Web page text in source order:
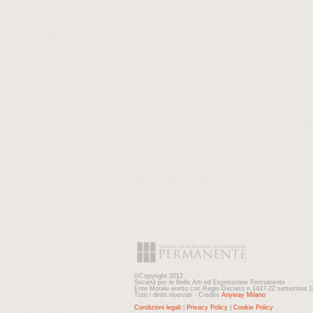
©Copyright 2012
Società per le Belle Arti ed Esposizione Permanente
Ente Morale eretto con Regio Decreto n.1447-22 settembre
Tutti i diritti riservati - Credits Anyway Milano
Condizioni legali
Privacy Policy Cookie Policy